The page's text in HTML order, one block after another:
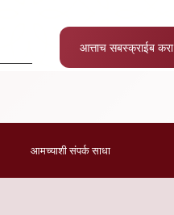
आत्ताच सबस्क्राईब करा
आमच्याशी संपर्क साधा